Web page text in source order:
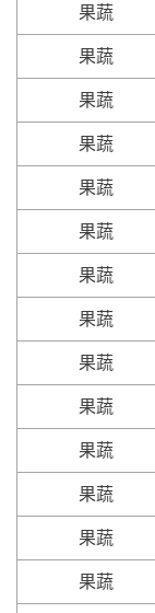
果蔬
果蔬
果蔬
果蔬
果蔬
果蔬
果蔬
果蔬
果蔬
果蔬
果蔬
果蔬
果蔬
果蔬